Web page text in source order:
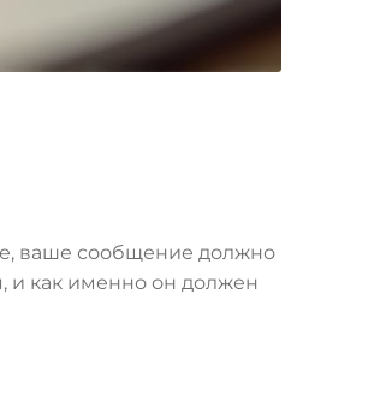
ваше сообщение должно
и как именно он должен